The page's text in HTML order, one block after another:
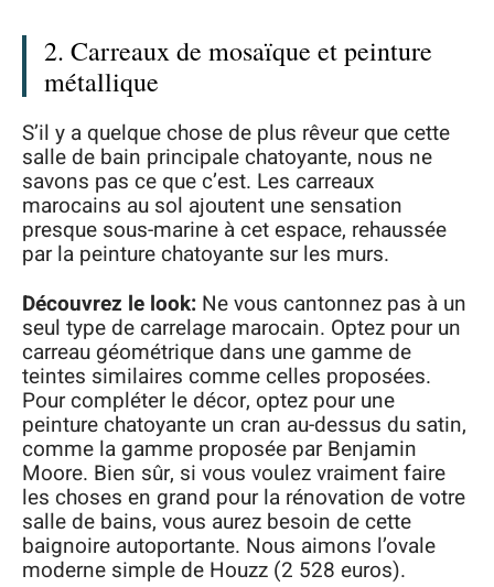
2. Carreaux de mosaïque et peinture
métallique
S’il y a quelque chose de plus rêveur que cette
salle de bain principale chatoyante, nous ne
savons pas ce que c’est. Les carreaux
marocains au sol ajoutent une sensation
presque sous-marine à cet espace, rehaussée
par la peinture chatoyante sur les murs.
Découvrez le look: Ne vous cantonnez pas à un
seul type de carrelage marocain. Optez pour un
carreau géométrique dans une gamme de
teintes similaires comme celles proposées.
Pour compléter le décor, optez pour une
peinture chatoyante un cran au-dessus du satin,
comme la gamme proposée par Benjamin
Moore. Bien sûr, si vous voulez vraiment faire
les choses en grand pour la rénovation de votre
salle de bains, vous aurez besoin de cette
baignoire autoportante. Nous aimons l’ovale
moderne simple de Houzz (2 528 euros).